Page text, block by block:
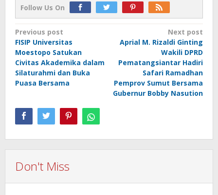
Follow Us On
Post
navigation
Previous post
FISIP Universitas
Moestopo Satukan
Civitas Akademika dalam
Silaturahmi dan Buka
Puasa Bersama
Next post
Aprial M. Rizaldi Ginting
Wakili DPRD
Pematangsiantar Hadiri
Safari Ramadhan
Pemprov Sumut Bersama
Gubernur Bobby Nasution
Don't Miss